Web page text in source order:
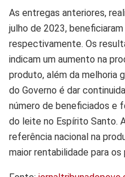
As entregas anteriores,
julho de 2023,
respectivamente. Os
indicam um aumento na
produto, além da melhoria
do Governo é dar
número de beneficiados e
do leite no Espírito Santo.
referência nacional na
maior rentabilidade para os